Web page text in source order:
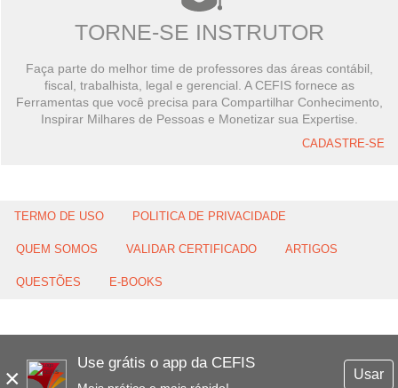
×
Use grátis o app da CEFIS
Usar
TORNE-SE INSTRUTOR
Faça parte do melhor time de professores das áreas contábil,
fiscal, trabalhista, legal e gerencial. A CEFIS fornece as
Ferramentas que você precisa para Compartilhar Conhecimento,
Inspirar Milhares de Pessoas e Monetizar sua Expertise.
CADASTRE-SE
TERMO DE USO POLITICA DE PRIVACIDADE
QUEM SOMOS VALIDAR CERTIFICADO ARTIGOS
QUESTÕES E-BOOKS